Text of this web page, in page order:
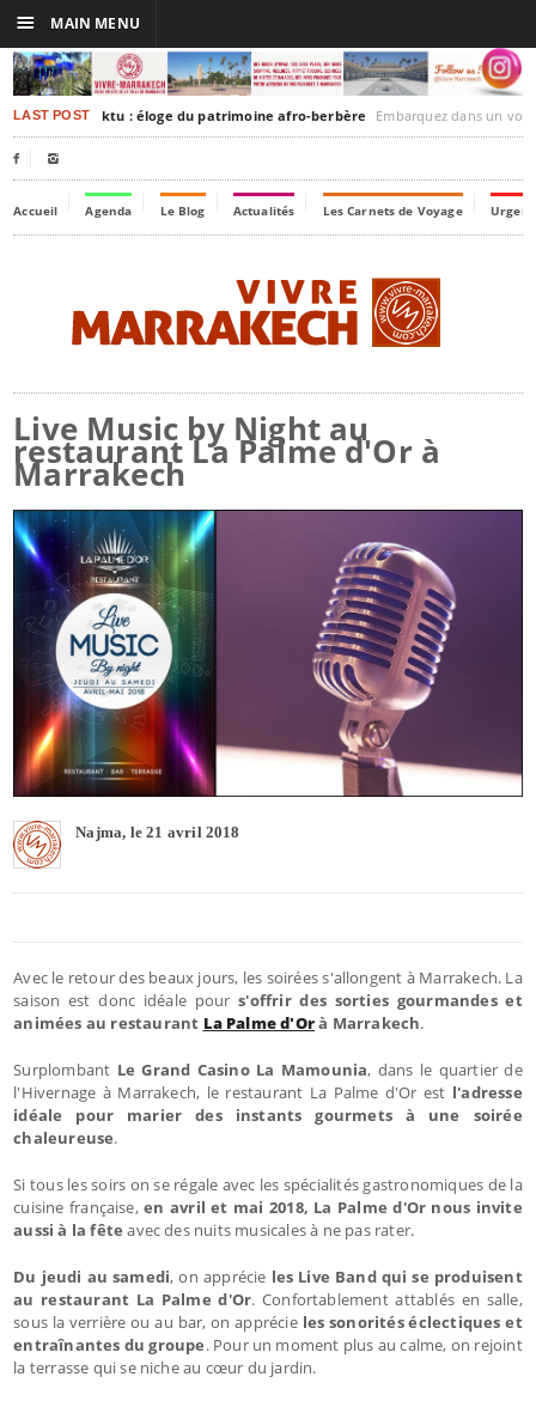
LAST POSTTimbuktu : éloge du patrimoine afro-berbère Embarquez dans un voyage culturel dans le
 
Accueil Agenda Le Blog Actualités Les Carnets de Voyage
Live Music by Night au
restaurant La Palme d'Or à
Marrakech
Najma, le 21 avril 2018
Avec le retour des beaux jours, les soirées s'allongent à Marrakech. La
saison est donc idéale pours'offrir des sorties gourmandes et
animées au restaurant La Palme d'Orà Marrakech.
Surplombant Le Grand Casino La Mamounia, dans le quartier de
l'Hivernage à Marrakech, le restaurant La Palme d'Or est l'adresse
idéale pour marier des instants gourmets à une soirée
chaleureuse.
Si tous les soirs on se régale avec les spécialités gastronomiques de la
cuisine française,en avril et mai 2018, La Palme d'Or nous invite
aussi à la fêteavec des nuits musicales à ne pas rater.
Du jeudi au samedi, on apprécie les Live Band qui se produisent
au restaurant La Palme d'Or. Confortablement attablés en salle,
sous la verrière ou au bar, on apprécie les sonorités éclectiques et
entraînantes du groupe. Pour un moment plus au calme, on rejoint
la terrasse qui se niche au cœur du jardin.
☰ MAIN MENU